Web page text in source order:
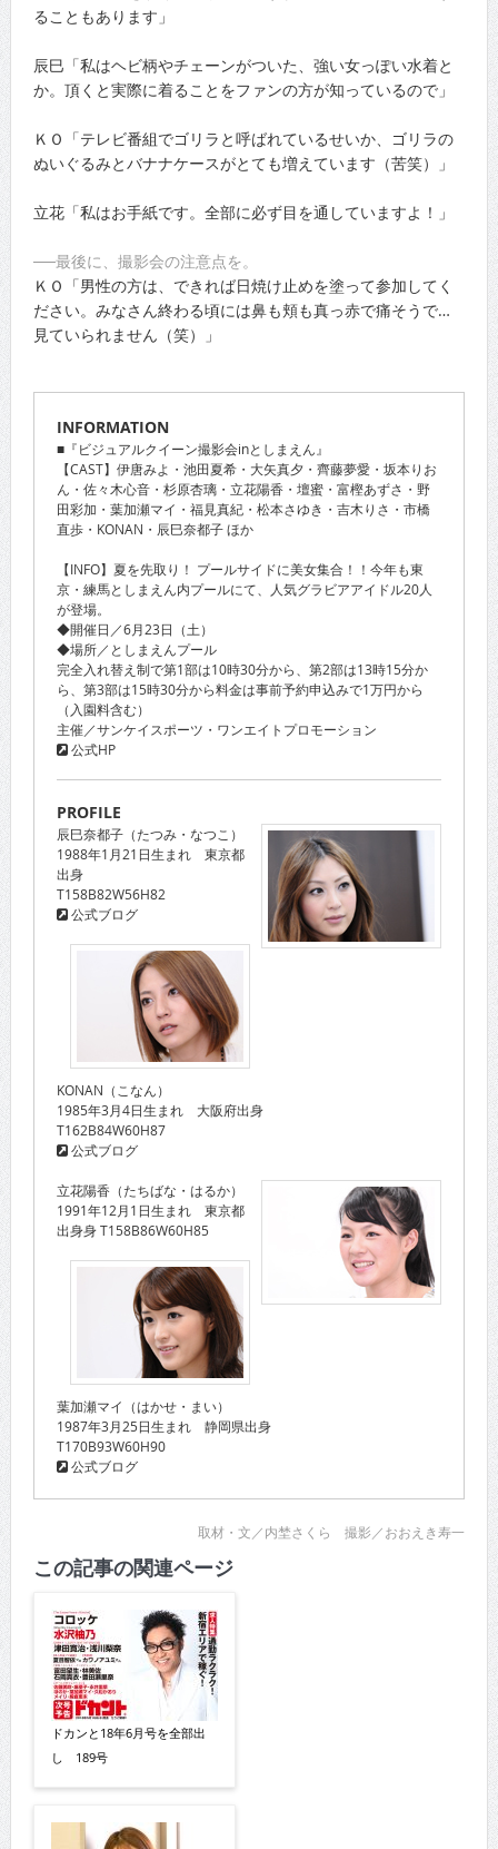
ることもあります」
辰巳「私はヘビ柄やチェーンがついた、強い女っぽい水着と
か。頂くと実際に着ることをファンの方が知っているので」
ＫＯ「テレビ番組でゴリラと呼ばれているせいか、ゴリラの
ぬいぐるみとバナナケースがとても増えています（苦笑）」
立花「私はお手紙です。全部に必ず目を通していますよ！」
──最後に、撮影会の注意点を。
ＫＯ「男性の方は、できれば日焼け止めを塗って参加してく
ださい。みなさん終わる頃には鼻も頬も真っ赤で痛そうで…
見ていられません（笑）」
INFORMATION
■『ビジュアルクイーン撮影会inとしまえん』
【CAST】伊唐みよ・池田夏希・大矢真夕・齊藤夢愛・坂本りお
ん・佐々木心音・杉原杏璃・立花陽香・壇蜜・富樫あずさ・野
田彩加・葉加瀬マイ・福見真紀・松本さゆき・吉木りさ・市橋
直歩・KONAN・辰巳奈都子 ほか
【INFO】夏を先取り！ プールサイドに美女集合！！今年も東
京・練馬としまえん内プールにて、人気グラビアアイドル20人
が登場。
◆開催日／6月23日（土）
◆場所／としまえんプール
完全入れ替え制で第1部は10時30分から、第2部は13時15分か
ら、第3部は15時30分から料金は事前予約申込みで1万円から
（入園料含む）
主催／サンケイスポーツ・ワンエイトプロモーション
公式HP
PROFILE
辰巳奈都子（たつみ・なつこ）
1988年1月21日生まれ 東京都
出身
T158B82W56H82
公式ブログ
KONAN（こなん）
1985年3月4日生まれ 大阪府出身
T162B84W60H87
公式ブログ
立花陽香（たちばな・はるか）
1991年12月1日生まれ 東京都
出身身 T158B86W60H85
葉加瀬マイ（はかせ・まい）
1987年3月25日生まれ 静岡県出身
T170B93W60H90
公式ブログ
取材・文／内埜さくら 撮影／おおえき寿一
この記事の関連ページ
ドカンと18年6月号を全部出
し 189号